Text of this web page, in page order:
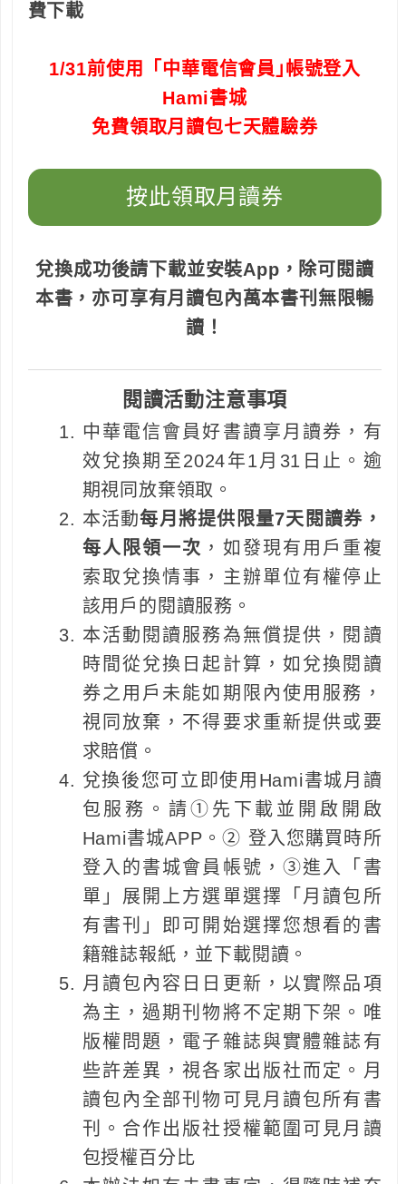
費下載
1/31前使用「中華電信會員｣帳號登入
Hami書城
免費領取月讀包七天體驗券
按此領取月讀券
兌換成功後請下載並安裝App，除可閱讀
本書，亦可享有月讀包內萬本書刊無限暢
讀！
閱讀活動注意事項
中華電信會員好書讀享月讀券，有
效兌換期至2024年1月31日止。逾
期視同放棄領取。
本活動每月將提供限量7天閱讀券，
每人限領一次 ，如發現有用戶重複
索取兌換情事，主辦單位有權停止
該用戶的閱讀服務。
本活動閱讀服務為無償提供，閱讀
時間從兌換日起計算，如兌換閱讀
券之用戶未能如期限內使用服務，
視同放棄，不得要求重新提供或要
求賠償。
兌換後您可立即使用Hami書城月讀
包服務。請①先下載並開啟開啟
Hami書城APP。② 登入您購買時所
登入的書城會員帳號，③進入「書
單」展開上方選單選擇「月讀包所
有書刊」即可開始選擇您想看的書
籍雜誌報紙，並下載閱讀。
月讀包內容日日更新，以實際品項
為主，過期刊物將不定期下架。唯
版權問題，電子雜誌與實體雜誌有
些許差異，視各家出版社而定。月
讀包內全部刊物可見月讀包所有書
刊。合作出版社授權範圍可見月讀
包授權百分比